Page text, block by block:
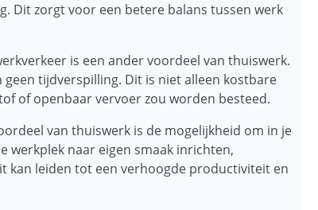
Dit zorgt voor een betere balans tussen werk
is een ander voordeel van thuiswerk.
tijdverspilling. Dit is niet alleen kostbare
of openbaar vervoer zou worden besteed.
van thuiswerk is de mogelijkheid om in je
werkplek naar eigen smaak inrichten,
kan leiden tot een verhoogde productiviteit en